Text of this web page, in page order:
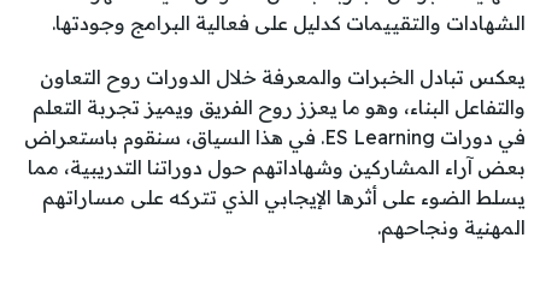
الشهادات والتقييمات كدليل على فعالية البرامج وجودتها.
يعكس تبادل الخبرات والمعرفة خلال الدورات روح التعاون
والتفاعل البناء، وهو ما يعزز روح الفريق ويميز تجربة التعلم
في دورات ES Learning. في هذا السياق، سنقوم باستعراض
بعض آراء المشاركين وشهاداتهم حول دوراتنا التدريبية، مما
يسلط الضوء على أثرها الإيجابي الذي تتركه على مساراتهم
المهنية ونجاحهم.